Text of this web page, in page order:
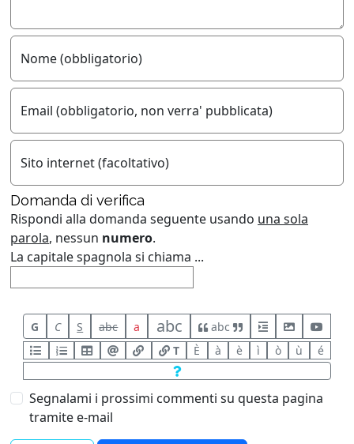
Nome (obbligatorio)
Email (obbligatorio, non verra' pubblicata)
Sito internet (facoltativo)
Domanda di verifica
Rispondi alla domanda seguente usando una sola
parola, nessun numero.
La capitale spagnola si chiama ...
G C S abc a abc
abc
T
È à è ì ò ù é
Segnalami i prossimi commenti su questa pagina
tramite e-mail